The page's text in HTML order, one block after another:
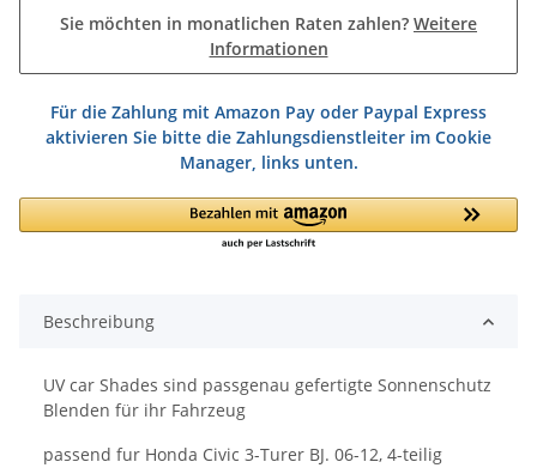
Sie möchten in monatlichen Raten zahlen? Weitere
Informationen
Für die Zahlung mit Amazon Pay oder Paypal Express
aktivieren Sie bitte die Zahlungsdienstleiter im Cookie
Manager, links unten.
Beschreibung
UV car Shades sind passgenau gefertigte Sonnenschutz
Blenden für ihr Fahrzeug
passend fur Honda Civic 3-Turer BJ. 06-12, 4-teilig